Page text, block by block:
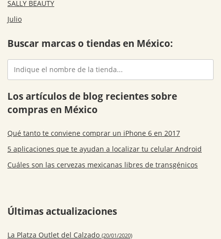
SALLY BEAUTY
Julio
Buscar marcas o tiendas en México:
Los artículos de blog recientes sobre
compras en México
Qué tanto te conviene comprar un iPhone 6 en 2017
5 aplicaciones que te ayudan a localizar tu celular Android
Cuáles son las cervezas mexicanas libres de transgénicos
Últimas actualizaciones
La Platza Outlet del Calzado (20/01/2020)